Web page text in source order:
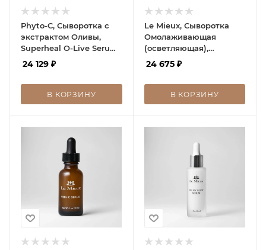
Phyto-C, Сыворотка с
экстрактом Оливы,
Superheal O-Live Serum,
60мл
24 129 ₽
В КОРЗИНУ
Le Mieux, Сыворотка
Омолаживающая
(осветляющая),
Brightening Serum
24 675₽
В КОРЗИНУ